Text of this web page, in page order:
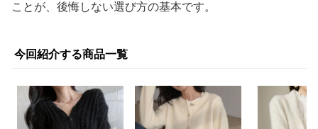
ことが、後悔しない選び方の基本です。
今回紹介する商品一覧